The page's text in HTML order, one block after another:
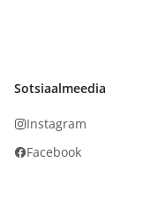
Sotsiaalmeedia
Instagram
Facebook